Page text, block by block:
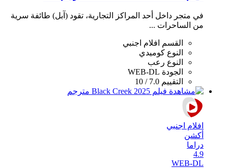
في متجر داخل أحد المراكز التجارية، تقود (آبل) طائفة سرية
من الساحرات ...
القسم
افلام اجنبي
النوع كوميدي
النوع رعب
الجودة WEB-DL
التقييم 7.0 / 10
افلام اجنبي
أكشن
دراما
4.9
WEB-DL